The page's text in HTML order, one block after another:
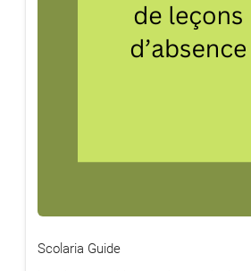
Scolaria Guide